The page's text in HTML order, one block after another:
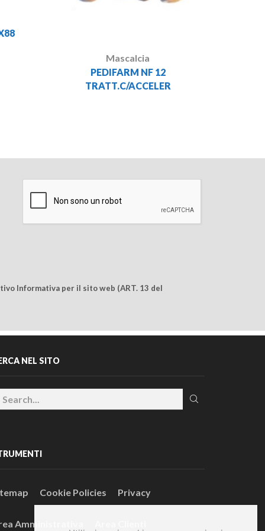
Mascalcia
PEDIFARM NF 12
TRATT.C/ACCELER
Informativa per il sito web (ART. 13 del
NEL SITO
Cookie Policies Privacy
Amministrativa